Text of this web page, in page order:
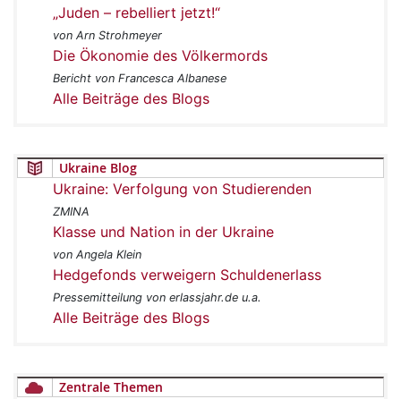
„Juden – rebelliert jetzt!“
von Arn Strohmeyer
Die Ökonomie des Völkermords
Bericht von Francesca Albanese
Alle Beiträge des Blogs
Ukraine Blog
Ukraine: Verfolgung von Studierenden
ZMINA
Klasse und Nation in der Ukraine
von Angela Klein
Hedgefonds verweigern Schuldenerlass
Pressemitteilung von erlassjahr.de u.a.
Alle Beiträge des Blogs
Zentrale Themen